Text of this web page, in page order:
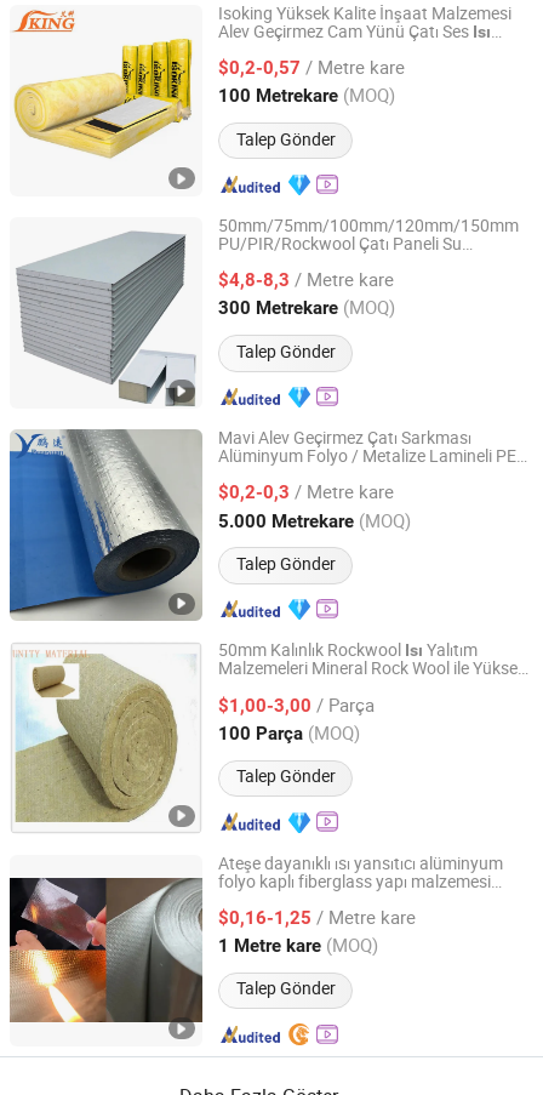
Isoking Yüksek Kalite İnşaat Malzemesi
Alev Geçirmez Cam Yünü Çatı Ses Isı
$0,2-0,57 / Metre kare
100 Metrekare (MOQ)
Talep Gönder
Tianjin Iking Gerui Tech Co., Ltd.
Tianjin, China Fiyat 2015
50mm/75mm/100mm/120mm/150mm
PU/PIR/Rockwool Çatı Paneli Su
Duvar Paneli
$4,8-8,3 / Metre kare
300 Metrekare (MOQ)
Talep Gönder
CHENGDU PROPANEL TECH CO., LTD
Sichuan, China Fiyat 2025
Mavi Alev Geçirmez Çatı Sarkması
Alüminyum Folyo / Metalize Lamineli PE
Yalıtım Yapı Yangın Geçirmez Kumaş
$0,2-0,3 / Metre kare
5.000 Metrekare (MOQ)
Talep Gönder
Zhejiang Pengyuan New Material Co., Ltd.
Zhejiang, China Fiyat 2012
50mm Kalınlık Rockwool Isı Yalıtım
Malzemeleri Mineral Rock Wool ile Yüksek
$1,00-3,00 / Parça
100 Parça (MOQ)
Talep Gönder
ZIBO UNITY NEW MATERIAL CO., LTD.
Shandong, China Fiyat 2021
Ateşe dayanıklı ısı yansıtıcı alüminyum
folyo kaplı fiberglass yapı malzemesi
kaplama Aluglass kumaşı
$0,16-1,25 / Metre kare
1 Metre kare (MOQ)
Talep Gönder
Shandong Perfect Corporation
Shandong, China Fiyat 2023